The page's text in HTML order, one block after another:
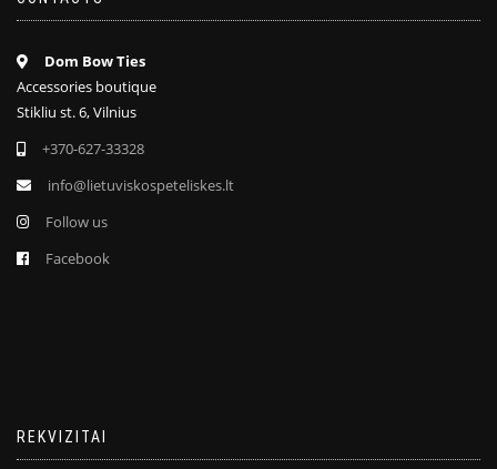
Dom Bow Ties
Accessories boutique
Stikliu st. 6, Vilnius
+370-627-33328
info@lietuviskospeteliskes.lt
Follow us
Facebook
REKVIZITAI